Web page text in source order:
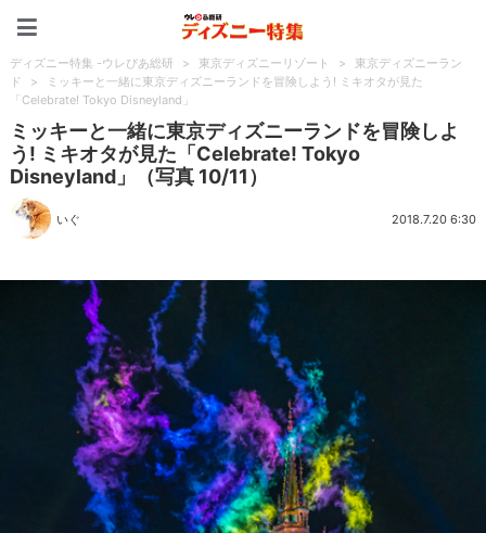
ディズニー特集 -ウレぴあ総研 > 東京ディズニーリゾート >
東京ディズニーラン
ド
>
ミッキーと一緒に東京ディズニーランドを冒険しよう! ミキオタが見た
「Celebrate! Tokyo Disneyland」
ミッキーと一緒に東京ディズニーランドを冒険しよ
う! ミキオタが見た「Celebrate! Tokyo
Disneyland」（写真 10/11）
いぐ 2018.7.20 6:30